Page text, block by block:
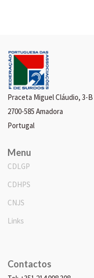
Praceta Miguel Cláudio, 3-B
2700-585 Amadora
Portugal
Menu
CDLGP
CDHPS
CNJS
Links
Contactos